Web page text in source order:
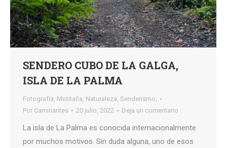
SENDERO CUBO DE LA GALGA,
ISLA DE LA PALMA
Fotografía, Montaña, Naturaleza, Senderismo,
Por Caminantes 20 julio, 2022 Deja un comentario
La isla de La Palma es conocida internacionalmente
por muchos motivos. Sin duda alguna, uno de esos